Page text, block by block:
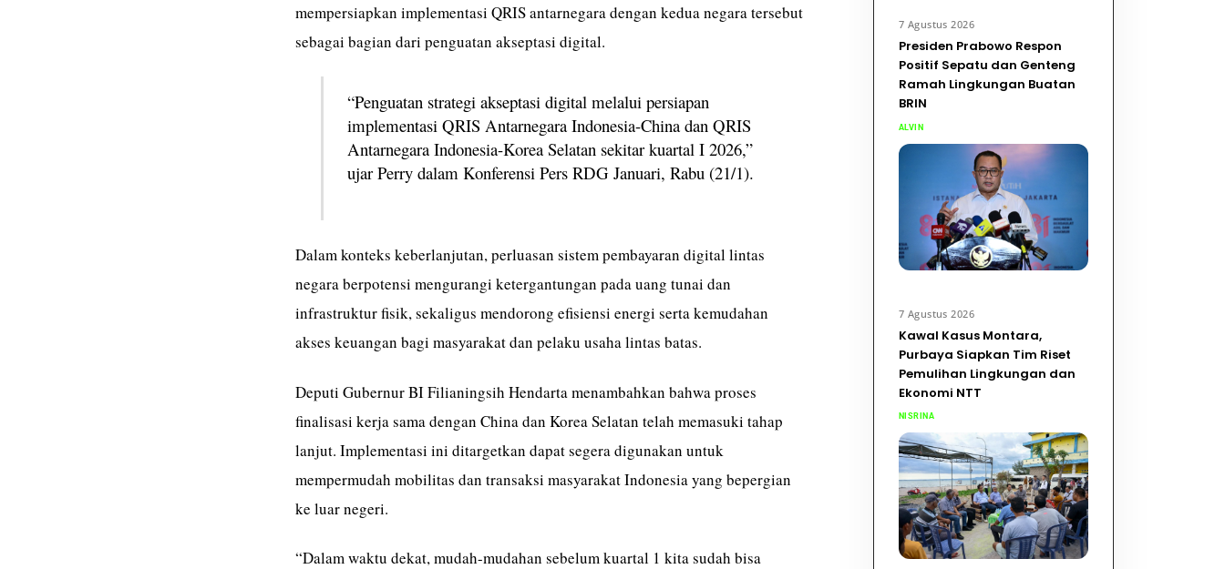
mempersiapkan implementasi QRIS antarnegara dengan kedua negara tersebut
sebagai bagian dari penguatan akseptasi digital.
“Penguatan strategi akseptasi digital melalui persiapan
implementasi QRIS Antarnegara Indonesia-China dan QRIS
Antarnegara Indonesia-Korea Selatan sekitar kuartal I 2026,”
ujar Perry dalam Konferensi Pers RDG Januari, Rabu (21/1).
Dalam konteks keberlanjutan, perluasan sistem pembayaran digital lintas
negara berpotensi mengurangi ketergantungan pada uang tunai dan
infrastruktur fisik, sekaligus mendorong efisiensi energi serta kemudahan
akses keuangan bagi masyarakat dan pelaku usaha lintas batas.
Deputi Gubernur BI Filianingsih Hendarta menambahkan bahwa proses
finalisasi kerja sama dengan China dan Korea Selatan telah memasuki tahap
lanjut. Implementasi ini ditargetkan dapat segera digunakan untuk
mempermudah mobilitas dan transaksi masyarakat Indonesia yang bepergian
ke luar negeri.
“Dalam waktu dekat, mudah-mudahan sebelum kuartal 1 kita sudah bisa
7 Agustus 2026
Presiden Prabowo Respon
Positif Sepatu dan Genteng
Ramah Lingkungan Buatan
BRIN
ALVIN
7 Agustus 2026
Kawal Kasus Montara,
Purbaya Siapkan Tim Riset
Pemulihan Lingkungan dan
Ekonomi NTT
NISRINA